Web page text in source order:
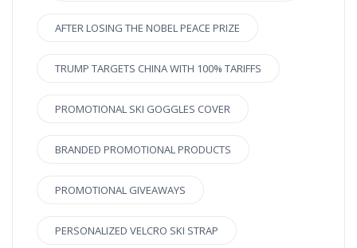
AFTER LOSING THE NOBEL PEACE PRIZE
TRUMP TARGETS CHINA WITH 100% TARIFFS
PROMOTIONAL SKI GOGGLES COVER
BRANDED PROMOTIONAL PRODUCTS
PROMOTIONAL GIVEAWAYS
PERSONALIZED VELCRO SKI STRAP